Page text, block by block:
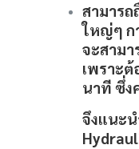
สามาร
ใหญ่ๆ ก
จะสาม
เพราะ
นาที ซึ่ง
จึงแนะน